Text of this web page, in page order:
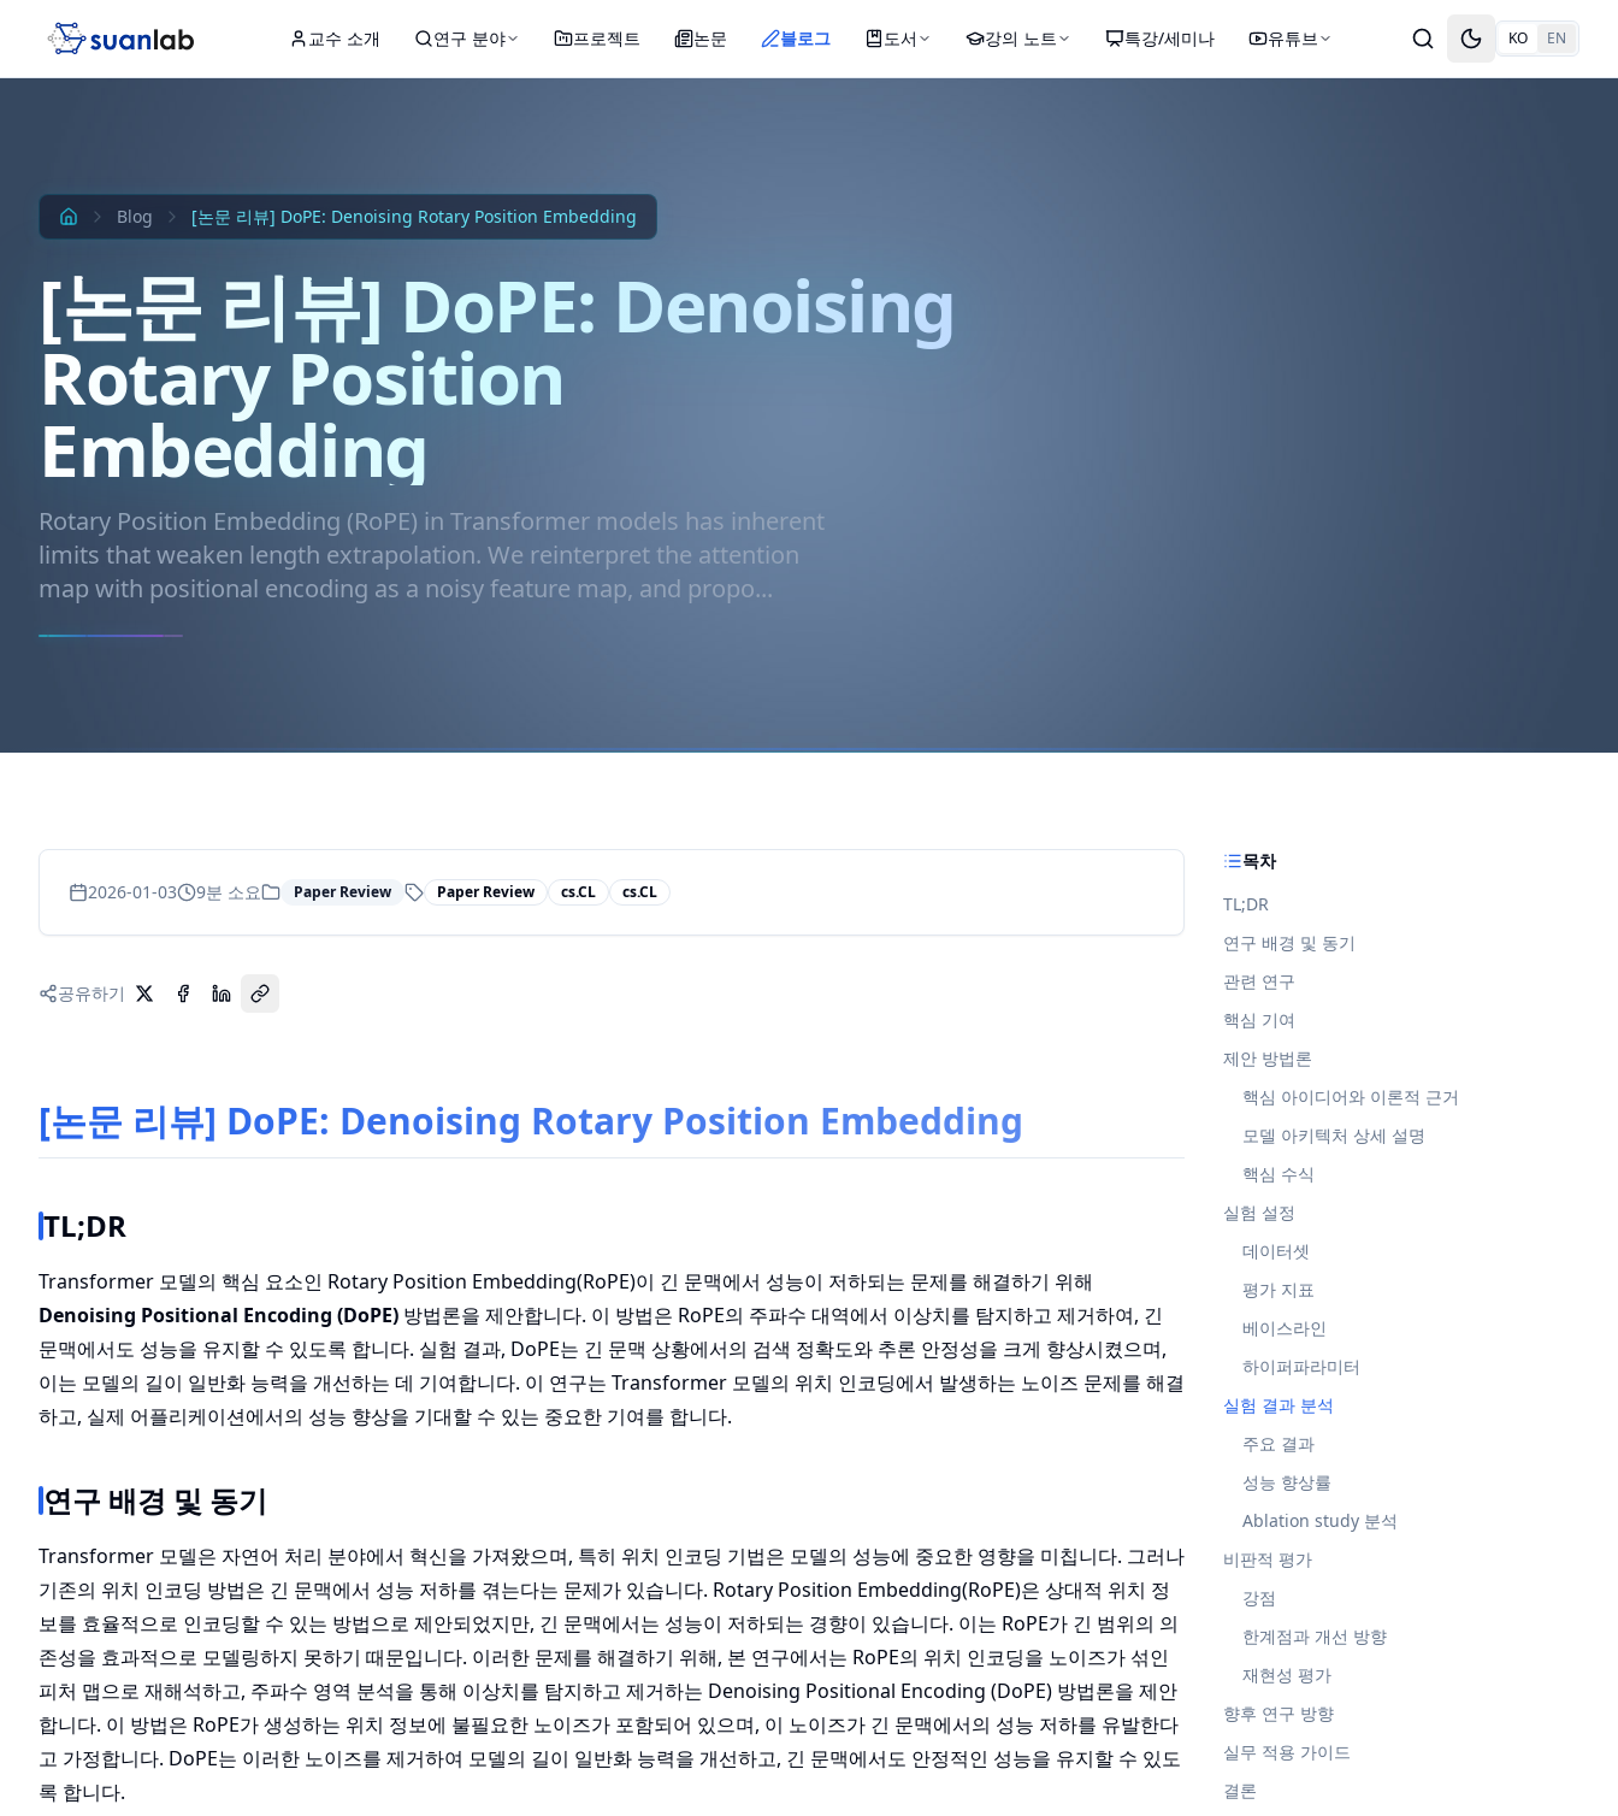
교수 소개 연구 분야 프로젝트 논문 블로그 도서 강의 노트 특강/세미나 유튜브 Toggle theme
KO EN
Blog [논문 리뷰] DoPE: Denoising Rotary Position Embedding
[논문 리뷰] DoPE: Denoising
Rotary Position
Embedding
Rotary Position Embedding (RoPE) in Transformer models has inherent
limits that weaken length extrapolation. We reinterpret the attention
map with positional encoding as a noisy feature map, and propo...
2026-01-03 9분 소요 Paper Review Paper Review cs.CL cs.CL
공유하기
[논문 리뷰] DoPE: Denoising Rotary Position Embedding
TL;DR
Transformer 모델의 핵심 요소인 Rotary Position Embedding(RoPE)이 긴 문맥에서 성능이 저하되는 문제를 해결하기 위해
Denoising Positional Encoding (DoPE) 방법론을 제안합니다. 이 방법은 RoPE의 주파수 대역에서 이상치를 탐지하고 제거하여, 긴
문맥에서도 성능을 유지할 수 있도록 합니다. 실험 결과, DoPE는 긴 문맥 상황에서의 검색 정확도와 추론 안정성을 크게 향상시켰으며,
이는 모델의 길이 일반화 능력을 개선하는 데 기여합니다. 이 연구는 Transformer 모델의 위치 인코딩에서 발생하는 노이즈 문제를 해결
하고, 실제 어플리케이션에서의 성능 향상을 기대할 수 있는 중요한 기여를 합니다.
연구 배경 및 동기
Transformer 모델은 자연어 처리 분야에서 혁신을 가져왔으며, 특히 위치 인코딩 기법은 모델의 성능에 중요한 영향을 미칩니다. 그러나
기존의 위치 인코딩 방법은 긴 문맥에서 성능 저하를 겪는다는 문제가 있습니다. Rotary Position Embedding(RoPE)은 상대적 위치 정
보를 효율적으로 인코딩할 수 있는 방법으로 제안되었지만, 긴 문맥에서는 성능이 저하되는 경향이 있습니다. 이는 RoPE가 긴 범위의 의
존성을 효과적으로 모델링하지 못하기 때문입니다. 이러한 문제를 해결하기 위해, 본 연구에서는 RoPE의 위치 인코딩을 노이즈가 섞인
피처 맵으로 재해석하고, 주파수 영역 분석을 통해 이상치를 탐지하고 제거하는 Denoising Positional Encoding (DoPE) 방법론을 제안
합니다. 이 방법은 RoPE가 생성하는 위치 정보에 불필요한 노이즈가 포함되어 있으며, 이 노이즈가 긴 문맥에서의 성능 저하를 유발한다
고 가정합니다. DoPE는 이러한 노이즈를 제거하여 모델의 길이 일반화 능력을 개선하고, 긴 문맥에서도 안정적인 성능을 유지할 수 있도
록 합니다.
목차
TL;DR
연구 배경 및 동기
관련 연구
핵심 기여
제안 방법론
핵심 아이디어와 이론적 근거
모델 아키텍처 상세 설명
핵심 수식
실험 설정
데이터셋
평가 지표
베이스라인
하이퍼파라미터
실험 결과 분석
주요 결과
성능 향상률
Ablation study 분석
비판적 평가
강점
한계점과 개선 방향
재현성 평가
향후 연구 방향
실무 적용 가이드
결론